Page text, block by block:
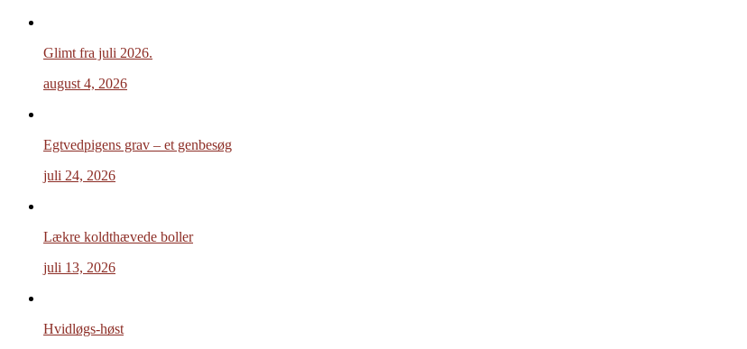
Glimt fra juli 2026.
august 4, 2026
Egtvedpigens grav – et genbesøg
juli 24, 2026
Lækre koldthævede boller
juli 13, 2026
Hvidløgs-høst